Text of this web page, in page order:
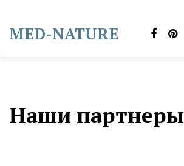
content
MED-NATURE
Наши партнеры